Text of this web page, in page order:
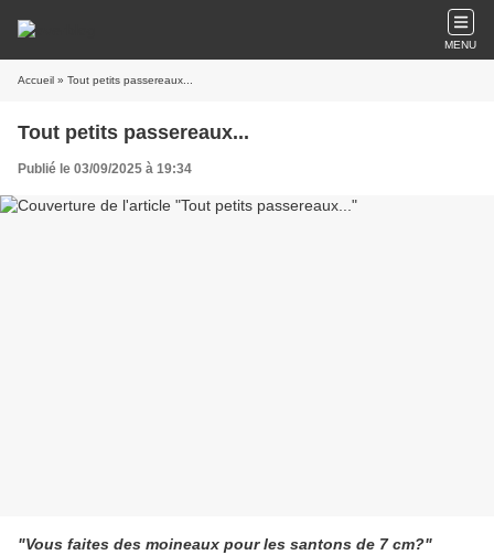
MENU
Accueil » Tout petits passereaux...
Tout petits passereaux...
Publié le 03/09/2025 à 19:34
"Vous faites des moineaux pour les santons de 7 cm?"